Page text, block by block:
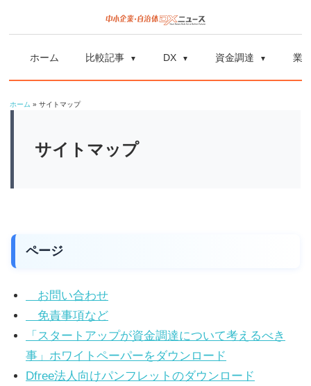
へ
プ
中
小
業
体
DX
ニ
ュ
中
企
補
DX
に
役
立
つ
ホーム 比較記事 DX 資金調達 業
ホーム » サイトマップ
サイトマップ
ページ
お問い合わせ
免責事項など
「スタートアップが資金調達について考えるべき
事」ホワイトペーパーをダウンロード
Dfree法人向けパンフレットのダウンロード